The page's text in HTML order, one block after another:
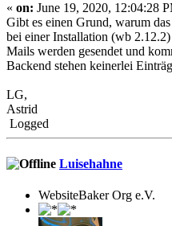
« on: June 19, 2020, 12:04:28
Gibt es einen Grund, warum
bei einer Installation (wb
Mails werden gesendet und
Backend stehen keinerlei
LG,
Astrid
Logged
Luisehahne
WebsiteBaker Org e.V.